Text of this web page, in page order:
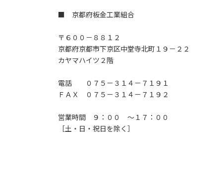
■ 京都府板金工業組合
〒６００－８８１２
京都府京都市下京区中堂寺北町１９－２２
カヤマハイツ２階
電話 ０７５－３１４－７１９１
ＦＡＸ ０７５－３１４－７１９２
営業時間 ９：００ ～１７：００
［土・日・祝日を除く］